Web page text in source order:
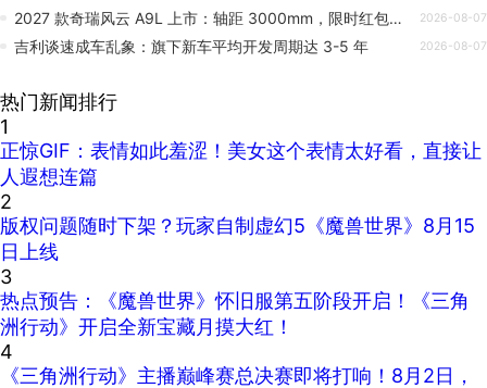
2027 款奇瑞风云 A9L 上市：轴距 3000mm，限时红包价 13.99 万元起 2026-08-07
吉利谈速成车乱象：旗下新车平均开发周期达 3-5 年 2026-08-07
热门新闻排行
1
正惊GIF：表情如此羞涩！美女这个表情太好看，直接让
人遐想连篇
2
版权问题随时下架？玩家自制虚幻5《魔兽世界》8月15
日上线
3
热点预告：《魔兽世界》怀旧服第五阶段开启！《三角
洲行动》开启全新宝藏月摸大红！
4
《三角洲行动》主播巅峰赛总决赛即将打响！8月2日，